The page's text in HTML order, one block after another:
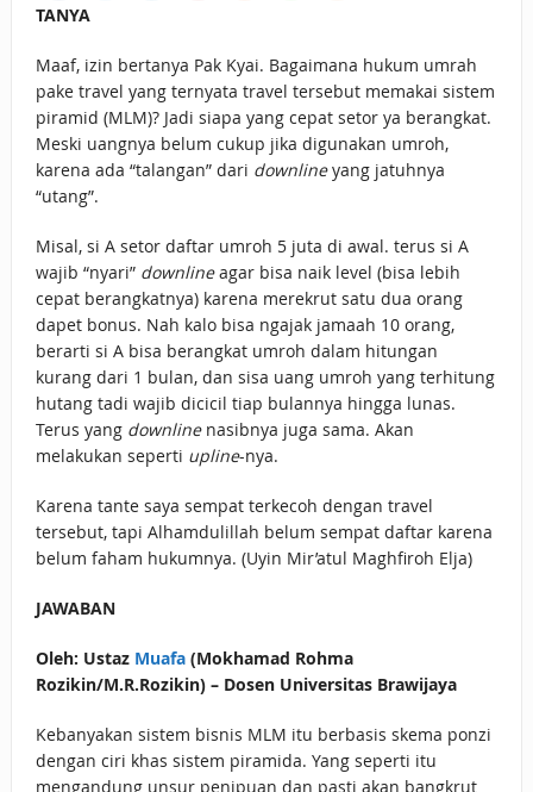
TANYA
Maaf, izin bertanya Pak Kyai. Bagaimana hukum umrah
pake travel yang ternyata travel tersebut memakai sistem
piramid (MLM)? Jadi siapa yang cepat setor ya berangkat.
Meski uangnya belum cukup jika digunakan umroh,
karena ada “talangan” dari downlineyang jatuhnya
“utang”.
Misal, si A setor daftar umroh 5 juta di awal. terus si A
wajib “nyari” downlineagar bisa naik level (bisa lebih
cepat berangkatnya) karena merekrut satu dua orang
dapet bonus. Nah kalo bisa ngajak jamaah 10 orang,
berarti si A bisa berangkat umroh dalam hitungan
kurang dari 1 bulan, dan sisa uang umroh yang terhitung
hutang tadi wajib dicicil tiap bulannya hingga lunas.
Terus yang downlinenasibnya juga sama. Akan
melakukan seperti upline-nya.
Karena tante saya sempat terkecoh dengan travel
tersebut, tapi Alhamdulillah belum sempat daftar karena
belum faham hukumnya. (Uyin Mir’atul Maghfiroh Elja)
JAWABAN
Oleh: Ustaz Muafa(Mokhamad Rohma
Rozikin/M.R.Rozikin) – Dosen Universitas Brawijaya
Kebanyakan sistem bisnis MLM itu berbasis skema ponzi
dengan ciri khas sistem piramida. Yang seperti itu
mengandung unsur penipuan dan pasti akan bangkrut